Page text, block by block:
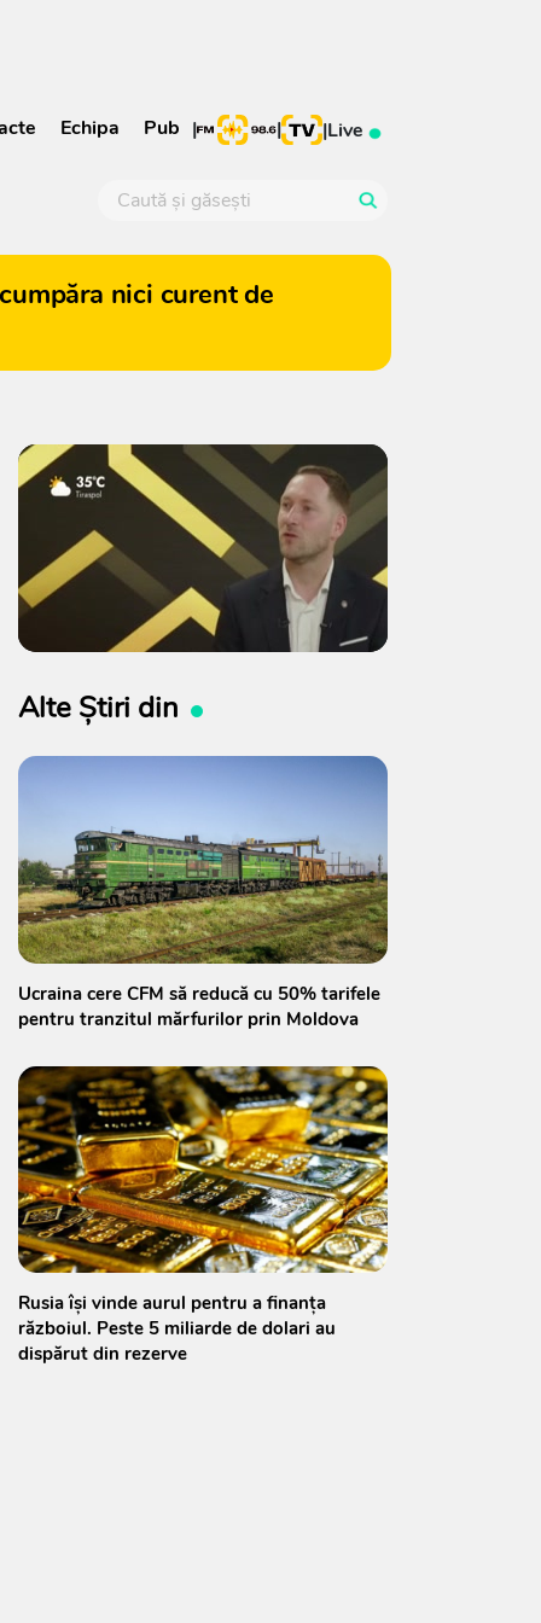
Echipa Pub | | |Live
nici curent de
Alte Știri din
Ucraina cere CFM să reducă cu 50% tarifele
pentru tranzitul mărfurilor prin Moldova
Rusia își vinde aurul pentru a finanța
războiul. Peste 5 miliarde de dolari au
dispărut din rezerve